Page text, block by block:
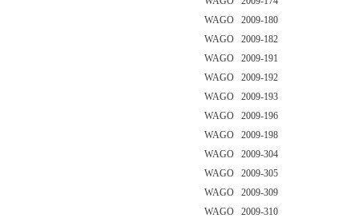
WAGO 2009-180
WAGO 2009-182
WAGO 2009-191
WAGO 2009-192
WAGO 2009-193
WAGO 2009-196
WAGO 2009-198
WAGO 2009-304
WAGO 2009-305
WAGO 2009-309
WAGO 2009-310